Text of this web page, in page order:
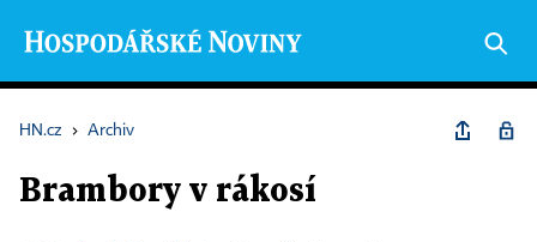
HN.cz › Archiv
Brambory v rákosí